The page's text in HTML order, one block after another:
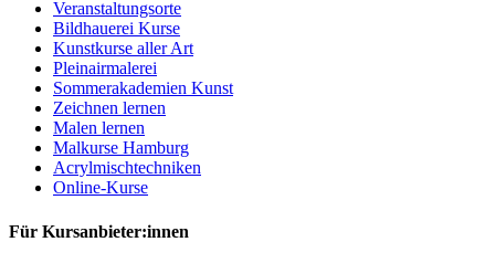
Veranstaltungsorte
Bildhauerei Kurse
Kunstkurse aller Art
Pleinairmalerei
Sommerakademien Kunst
Zeichnen lernen
Malen lernen
Malkurse Hamburg
Acrylmischtechniken
Online-Kurse
Für Kursanbieter:innen